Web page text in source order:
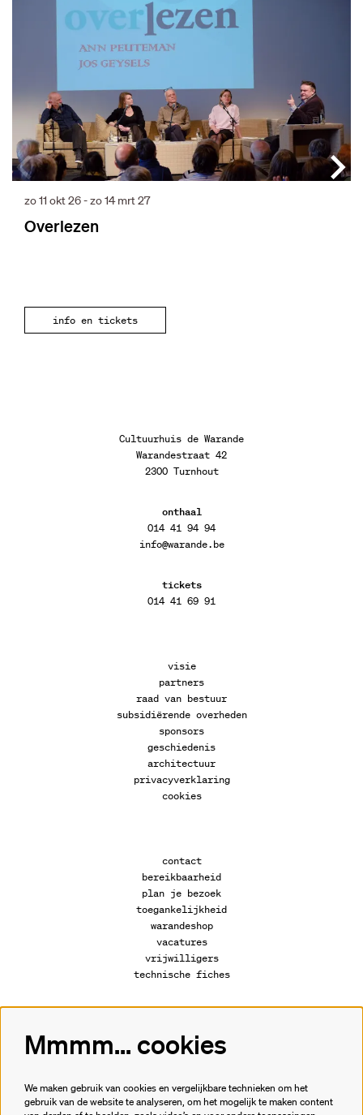
Overlezen
zo 11 okt 26-zo 14 mrt 27
info en tickets
Cultuurhuis de Warande
Warandestraat 42
2300 Turnhout
onthaal
014 41 94 94
info@warande.be
tickets
014 41 69 91
visie
partners
raad van bestuur
subsidiërende overheden
sponsors
geschiedenis
architectuur
privacyverklaring
cookies
contact
bereikbaarheid
plan je bezoek
toegankelijkheid
warandeshop
vacatures
vrijwilligers
technische fiches
Volg ons
Mmmm... cookies
We maken gebruik van cookies en vergelijkbare technieken om het
gebruik van de website te analyseren, om het mogelijk te maken content